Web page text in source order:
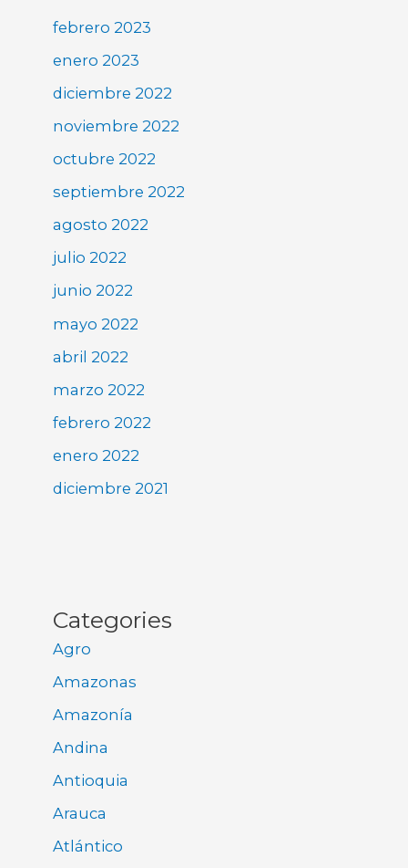
febrero 2023
enero 2023
diciembre 2022
noviembre 2022
octubre 2022
septiembre 2022
agosto 2022
julio 2022
junio 2022
mayo 2022
abril 2022
marzo 2022
febrero 2022
enero 2022
diciembre 2021
Categories
Agro
Amazonas
Amazonía
Andina
Antioquia
Arauca
Atlántico